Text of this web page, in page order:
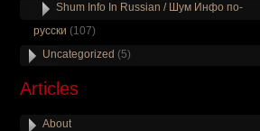
Shum Info In Russian / Шум Инфо по-
русски (107)
Uncategorized (5)
Articles
About